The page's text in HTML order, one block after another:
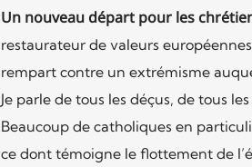
Un nouveau départ pour les
restaurateur de valeurs
rempart contre un extrémisme
Je parle de tous les déçus, de tous
Beaucoup de catholiques en
ce dont témoigne le flottement de